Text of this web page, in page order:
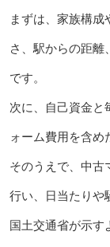
まずは、家族構
さ、駅からの距離
です。
次に、自己資金と
ォーム費用を含め
そのうえで、中古
行い、日当たりや
国土交通省が示す